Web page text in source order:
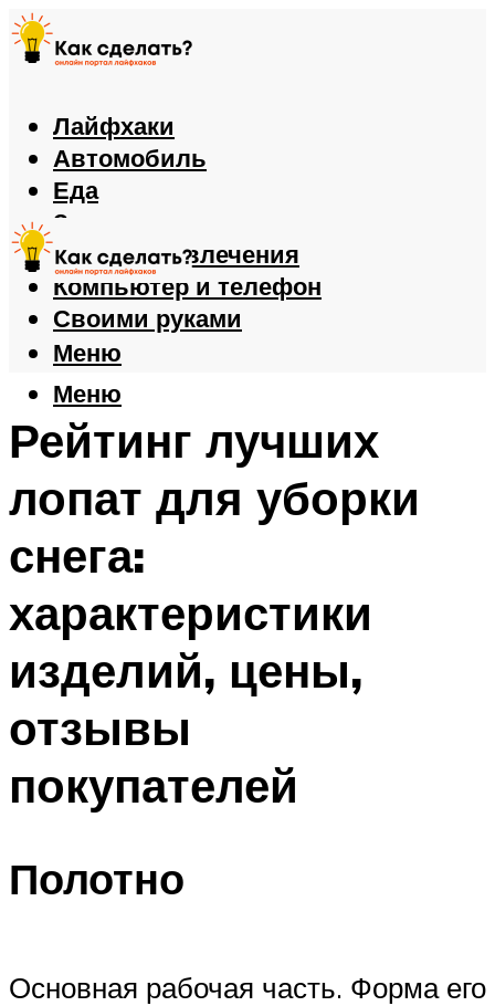
Лайфхаки
Автомобиль
Еда
Здоровье
Игры и развлечения
Компьютер и телефон
Своими руками
Меню
Меню
Рейтинг лучших
лопат для уборки
снега:
характеристики
изделий, цены,
отзывы
покупателей
Полотно
Основная рабочая часть. Форма его